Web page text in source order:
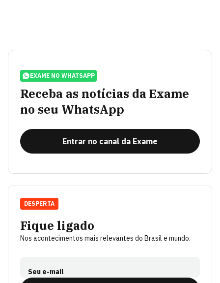
EXAME NO WHATSAPP
Receba as notícias da Exame
no seu WhatsApp
Entrar no canal da Exame
Fique ligado
Nos acontecimentos mais relevantes do Brasil e mundo.
Seu e-mail
DESPERTA